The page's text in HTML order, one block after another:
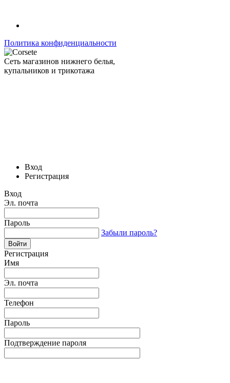
Политика конфиденциальности
Сеть магазинов нижнего белья,
купальников и трикотажа
Вход
Регистрация
Вход
Эл. почта
Пароль
Забыли пароль?
Регистрация
Имя
Эл. почта
Телефон
Пароль
Подтверждение пароля